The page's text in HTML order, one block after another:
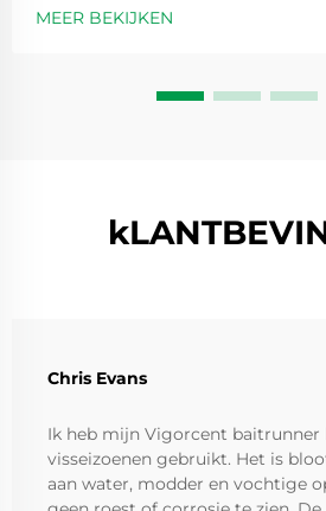
op 1 die aangeven hoe vaak de
MEER BEKIJKEN
Chris Evans
Ik heb mijn Vigorcent baitrunner
visseizoenen gebruikt. Het is
aan water, modder en vochtige